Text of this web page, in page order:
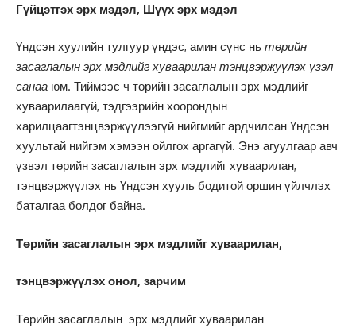
Гүйцэтгэх эрх мэдэл, Шүүх эрх мэдэл
Үндсэн хуулийн тулгуур үндэс, амин сүнс нь төрийн
засаглалын эрх мэдлийг хуваарилан тэнцвэржуүлэх үзэл
санаа юм. Тиймээс ч төрийн засаглалын эрх мэдлийг
хуваарилаагүй, тэдгээрийн хоорондын
харилцаагтэнцвэржүүлээгүй нийгмийг ардчилсан Үндсэн
хуультай нийгэм хэмээн ойлгох аргагүй. Энэ агуулгаар авч
үзвэл төрийн засаглалын эрх мэдлийг хуваарилан,
тэнцвэржүүлэх нь Үндсэн хууль бодитой оршин үйлчлэх
баталгаа болдог байна.
Төрийн засаглалын эрх мэдлийг хуваарилан,
тэнцвэржүүлэх онол, зарчим
Төрийн засаглалын эрх мэдлийг хуваарилан